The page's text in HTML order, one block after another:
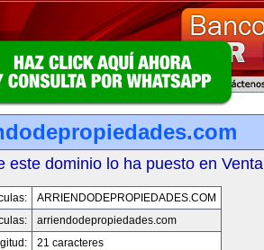
este dominio lo ha puesto en Venta
ARRIENDODEPROPIEDADES.COM
arriendodepropiedades.com
21 caracteres